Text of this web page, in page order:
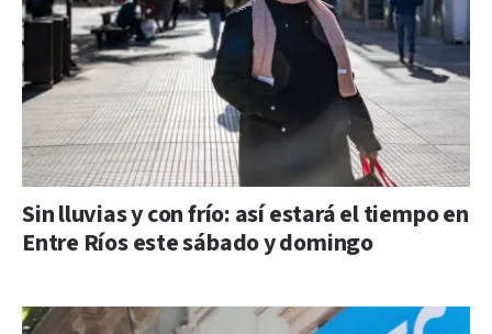
Sin lluvias y con frío: así estará el tiempo en
Entre Ríos este sábado y domingo